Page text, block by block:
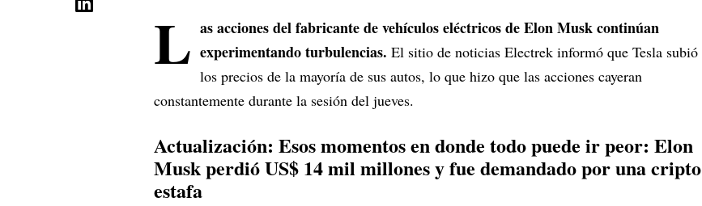
L as acciones del fabricante de vehículos eléctricos de Elon Musk continúan
experimentando turbulencias. El sitio de noticias Electrek informó que Tesla subió
los precios de la mayoría de sus autos, lo que hizo que las acciones cayeran
constantemente durante la sesión del jueves.
Actualización: Esos momentos en donde todo puede ir peor: Elon
Musk perdió US$ 14 mil millones y fue demandado por una cripto
estafa